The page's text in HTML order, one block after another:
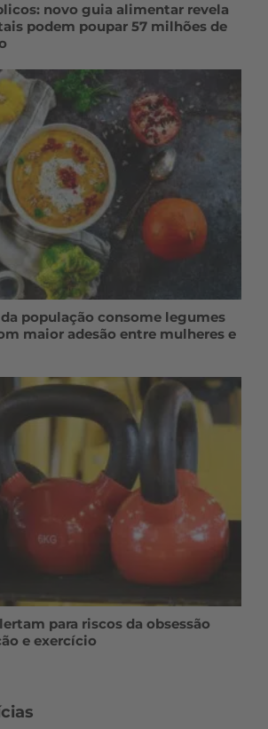
novo guia alimentar revela
podem poupar 57 milhões de
população consome legumes
maior adesão entre mulheres e
para riscos da obsessão
e exercício